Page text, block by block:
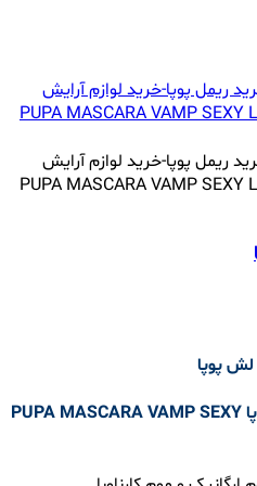
پوپا
PUPA MASCARA VAMP SEXY